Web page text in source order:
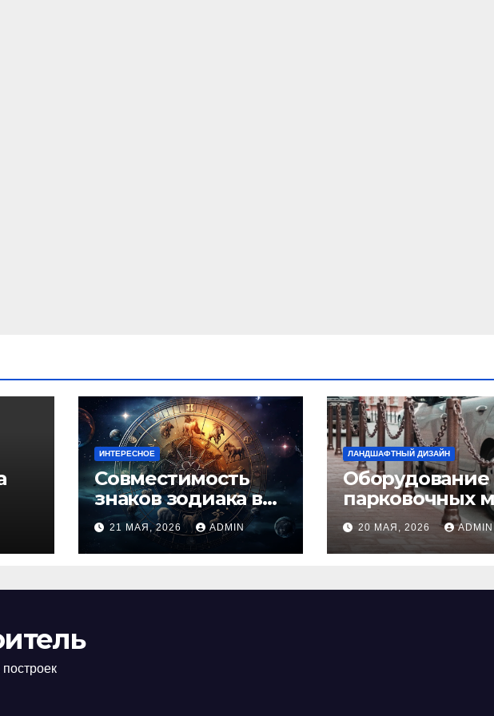
ИНТЕРЕСНОЕ
Совместимость
знаков зодиака в
любви: как найти
идеальную пару и
избежать
21 МАЯ, 2026 ADMIN
ЛАНДШАФТНЫЙ ДИЗАЙН
Оборудование
парковочных
виды,
нормы
20 МАЯ, 2026 ADMIN